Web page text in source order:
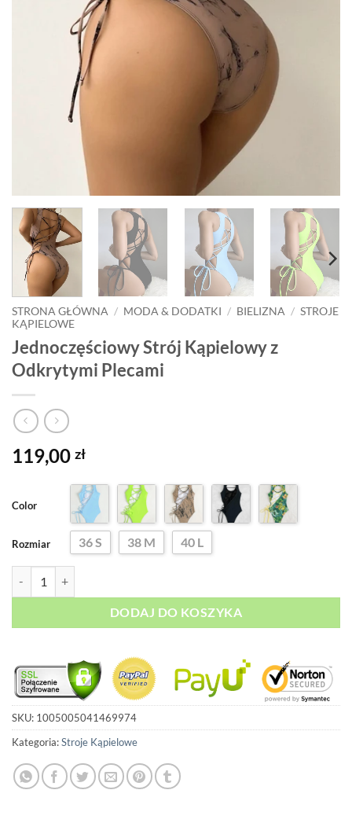
STRONA GŁÓWNA / MODA & DODATKI / BIELIZNA / STROJE
KĄPIELOWE
Jednoczęściowy Strój Kąpielowy z
Odkrytymi Plecami
119,00 zł
Color
Rozmiar 36 S 38 M 40 L
DODAJ DO KOSZYKA
SKU: 1005005041469974
Kategoria:Stroje Kąpielowe